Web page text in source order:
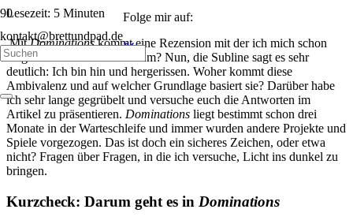
kontakt@brettundpad.de
Folge mir auf:
Lesezeit: 5 Minuten
MitDominationskommt eine Rezension mit der ich mich schon
lange sehr schwer tue. Warum? Nun, die Subline sagt es sehr
deutlich: Ich bin hin und hergerissen. Woher kommt diese
Ambivalenz und auf welcher Grundlage basiert sie? Darüber habe
ich sehr lange gegrübelt und versuche euch die Antworten im
Artikel zu präsentieren. Dominations liegt bestimmt schon drei
Monate in der Warteschleife und immer wurden andere Projekte und
Spiele vorgezogen. Das ist doch ein sicheres Zeichen, oder etwa
nicht? Fragen über Fragen, in die ich versuche, Licht ins dunkel zu
bringen.
Kurzcheck: Darum geht es in Dominations